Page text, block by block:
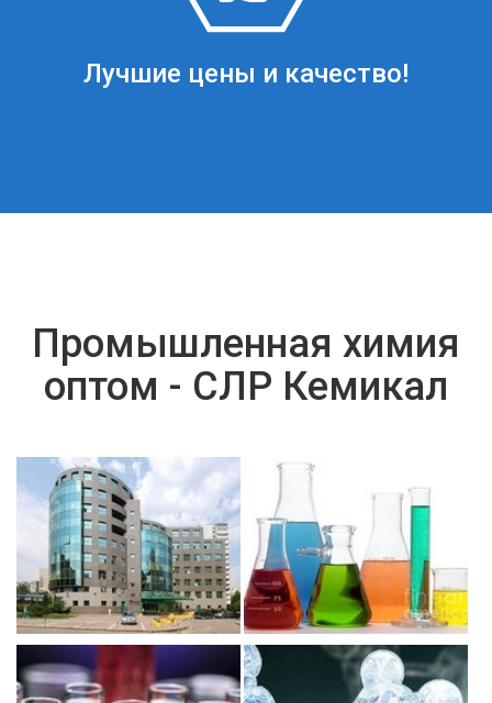
Лучшие цены и качество!
Промышленная химия
оптом - СЛР Кемикал